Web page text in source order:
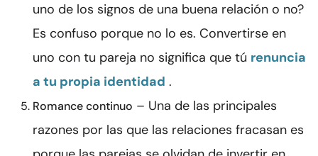
uno de los signos de una buena relación o no?
Es confuso porque no lo es. Convertirse en
uno con tu pareja no significa que tú renuncia
a tu propia identidad .
Romance continuo – Una de las principales
razones por las que las relaciones fracasan es